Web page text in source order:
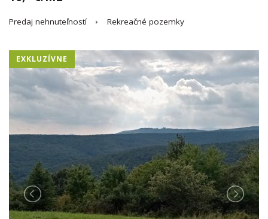
Predaj nehnuteľností Rekreačné pozemky
EXKLUZÍVNE